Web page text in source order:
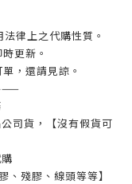
律上之代購性質。
更新。
，還請見諒。
司貨，【沒有假貨可
、殘膠、線頭等等】